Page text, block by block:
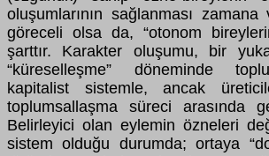
oluşumlarının sağlanması
göreceli olsa da, “otonom
şarttır. Karakter oluşumu, bir
“küreselleşme” döneminde
kapitalist sistemle, ancak
toplumsallaşma süreci arasında
Belirleyici olan eylemin özneleri
sistem olduğu durumda; ortaya